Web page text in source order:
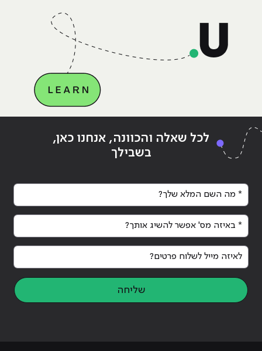
Continue reading
לכל שאלה והכוונה, אנחנו כאן,
בשבילך
* מה השם המלא שלך?
* באיזה מס' אפשר להשיג אותך?
לאיזה מייל לשלוח פרטים?
שליחה